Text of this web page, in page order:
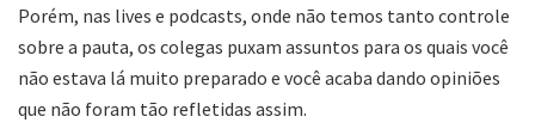
Porém, nas lives e podcasts, onde não temos tanto controle
sobre a pauta, os colegas puxam assuntos para os quais você
não estava lá muito preparado e você acaba dando opiniões
que não foram tão refletidas assim.